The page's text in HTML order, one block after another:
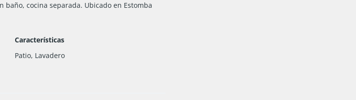
cocina separada. Ubicado en Estomba
Características
Patio, Lavadero